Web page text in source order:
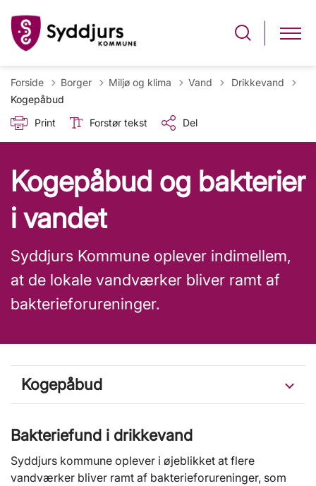
Forside Borger Miljø og klima Vand Tilbage til
Drikkevand
Kogepåbud
Print
Forstør tekst Del
Kogepåbud og bakterier
i vandet
Syddjurs Kommune oplever indimellem,
at de lokale vandværker bliver ramt af
bakterieforureninger.
Kogepåbud
Bakteriefund i drikkevand
Syddjurs kommune oplever i øjeblikket at flere
vandværker bliver ramt af bakterieforureninger, som